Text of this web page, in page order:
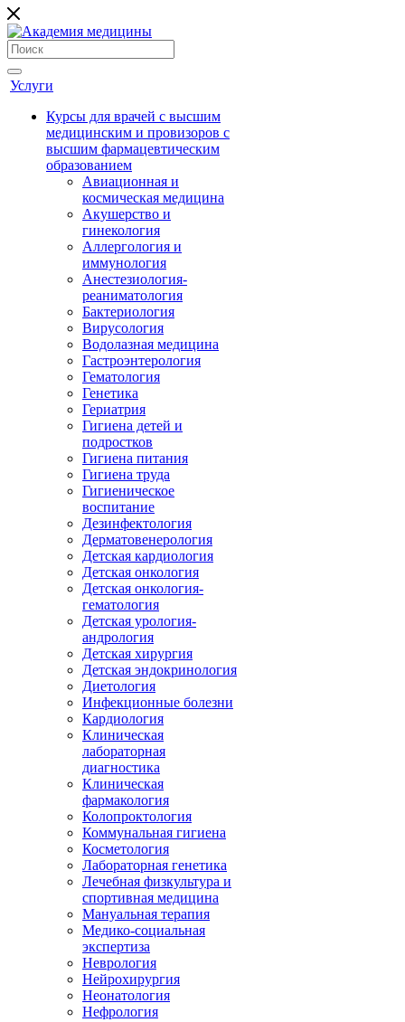
Услуги
Курсы для врачей с высшим
медицинским и провизоров с
высшим фармацевтическим
образованием
Авиационная и
космическая медицина
Акушерство и
гинекология
Аллергология и
иммунология
Анестезиология-
реаниматология
Бактериология
Вирусология
Водолазная медицина
Гастроэнтерология
Гематология
Генетика
Гериатрия
Гигиена детей и
подростков
Гигиена питания
Гигиена труда
Гигиеническое
воспитание
Дезинфектология
Дерматовенерология
Детская кардиология
Детская онкология
Детская онкология-
гематология
Детская урология-
андрология
Детская хирургия
Детская эндокринология
Диетология
Инфекционные болезни
Кардиология
Клиническая
лабораторная
диагностика
Клиническая
фармакология
Колопроктология
Коммунальная гигиена
Косметология
Лабораторная генетика
Лечебная физкультура и
спортивная медицина
Мануальная терапия
Медико-социальная
экспертиза
Неврология
Нейрохирургия
Неонатология
Нефрология